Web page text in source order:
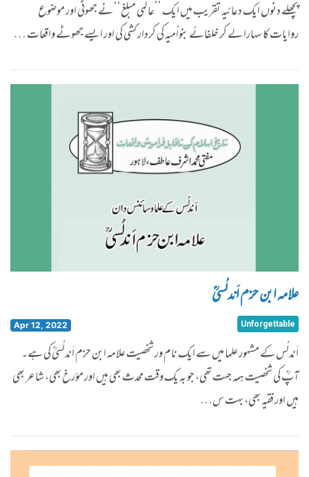
پچھلے دنوں ایک دعائیہ تقریب میں ایک ’’عالمی مبلغ‘‘ نے جھوٹی اور موضوع
روایات کا سہارا لے کر خلفائے بنواُمیہ کی کردار کشی کی اور ایسے جھوٹے واقعات …
علامہ ابن حزم اَندلُسیؒ
Apr 12, 2022 Unforgettable
اَندلُس کے مشہور علما میں سے ایک نام ور شخصیت علامہ ابن حزم اَندلُسیؒ کی ہے۔
آپؒ کی شخصیت ہمہ جہت تھی، جو بہ یک وقت محدث بھی ہیں اور مؤرخ بھی، شاعر بھی
ہیں اور فقیہ بھی، بہت س…